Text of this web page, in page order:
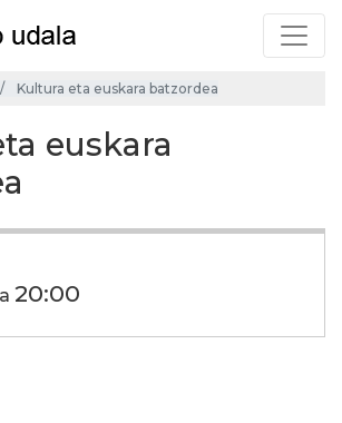
Kultura eta euskara batzordea
euskara
a 20:00